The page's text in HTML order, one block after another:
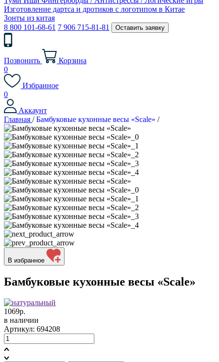
Изготовление дартса и дротиков с логотипом в Китае
Зонты из китая
8 800 101-68-61 7 906 715-81-81 Оставить заявку
Позвонить
Корзина
0
Избранное
0
Аккаунт
Главная / Бамбуковые кухонные весы «Scale» /
В избранное
Бамбуковые кухонные весы «Scale»
1069р.
в наличии
Артикул: 694208